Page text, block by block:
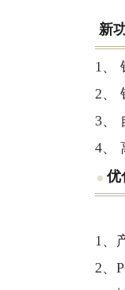
新
1、
2、
3、
4、
优
1、
2、